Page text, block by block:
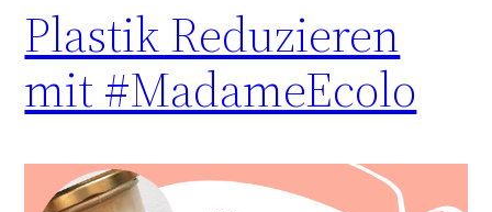
Plastik Reduzieren
mit #MadameEcolo